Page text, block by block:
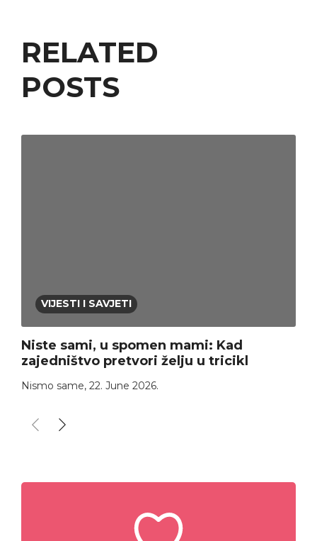
RELATED
POSTS
VIJESTI I SAVJETI
Niste sami, u spomen mami: Kad
zajedništvo pretvori želju u tricikl
Nismo same, 22. June 2026.